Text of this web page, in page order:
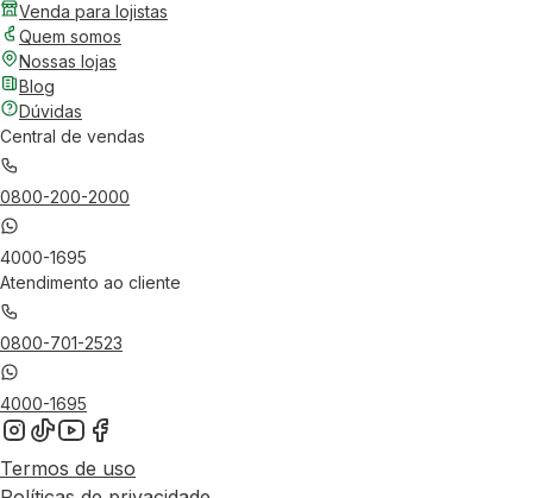
Venda para lojistas
Quem somos
Nossas lojas
Blog
Dúvidas
Central de vendas
0800-200-2000
4000-1695
Atendimento ao cliente
0800-701-2523
4000-1695
Termos de uso